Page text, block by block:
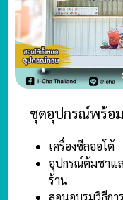
ชุดอุปกรณ์พร้อ
เครื่องซีลออโต้
อุปกรณ์ต้มชาแ
ร้าน
สอนอบรมวิธีก